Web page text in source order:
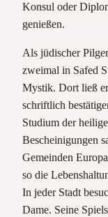
Konsul oder
genießen.
Als jüdischer
zweimal in Safed
Mystik. Dort ließ
schriftlich
Studium der
Bescheinigungen
Gemeinden
so die
In jeder Stadt
Dame. Seine